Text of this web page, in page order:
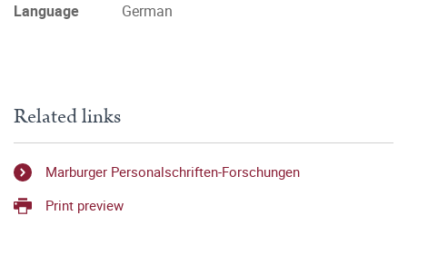
Language
German
Related links
Marburger Personalschriften-Forschungen
Print preview